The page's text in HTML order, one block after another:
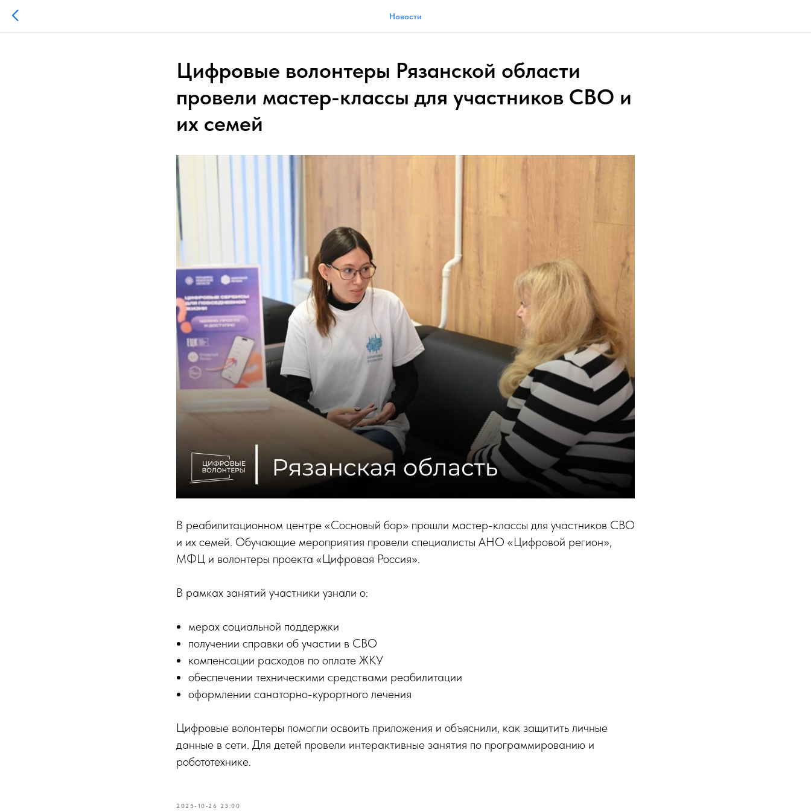
Новости
Цифровые волонтеры Рязанской области
провели мастер-классы для участников СВО и
их семей
В реабилитационном центре «Сосновый бор» прошли мастер-классы для участников СВО
и их семей. Обучающие мероприятия провели специалисты АНО «Цифровой регион»,
МФЦ и волонтеры проекта «Цифровая Россия».
В рамках занятий участники узнали о:
мерах социальной поддержки
получении справки об участии в СВО
компенсации расходов по оплате ЖКУ
обеспечении техническими средствами реабилитации
оформлении санаторно-курортного лечения
Цифровые волонтеры помогли освоить приложения и объяснили, как защитить личные
данные в сети. Для детей провели интерактивные занятия по программированию и
робототехнике.
2025-10-26 23:00